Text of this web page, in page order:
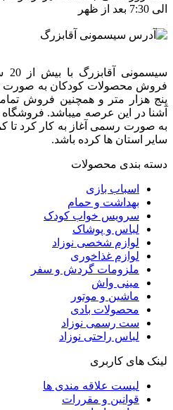
الی 7:30 بعد از ظهر
فروش محصولات کودکان به صورت
پنج هزار متر و همچنین فروش
به صورت رسمی آغاز به کار کرد تا
سایر استان ها کرده باشد.
دسته بندی محصولات
اسباب بازی
بهداشت و حمام
سرویس خواب کودک
لباس و پوشاک
لوازم شخصی نوزاد
لوازم غذاخوری
ملزومات گردش و سفر
مینی واش
ماشین و موتور
محصولات بادی
ست رسمی نوزاد
لباس راحتی نوزاد
لینک های کاربری
لیست علاقه مندی ها
قوانین و مقررات